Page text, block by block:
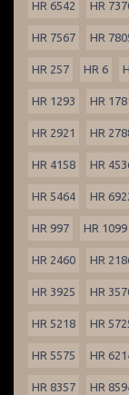
HR 6542 HR
HR 7567 HR
HR 257 HR 6
HR 1293 HR
HR 2921 HR
HR 4158 HR
HR 5464 HR
HR 997 HR 1099
HR 2460 HR
HR 3925 HR
HR 5218 HR
HR 5575 HR
HR 8357 HR